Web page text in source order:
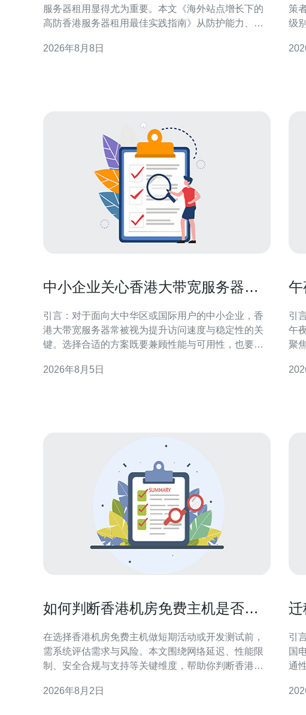
服务器租用显得尤为重要。本文《海外站点增长下的
高防香港服务器租用最佳实践指南》从防护能力、网
助企业在海外布局时兼顾可用性、安全性与成本效
2026年8月8日
策
级
全与
中小企业关心香港大带宽服务器有
引言：对于面向大中华区或国际用户的中小企业，香
港大带宽服务器常被视为提升访问速度与稳定性的关
键。选择合适的方案既要兼顾性能与可用性，也要控
器有哪些省钱又实用的方案”展开，提供可落地的技术
2026年8月5日
午
引
午
聚
求
如何判断香港机房免费主机是否适
在选择香港机房免费主机做短期活动或开发测试前，
需系统评估需求与风险。本文围绕网络延迟、性能限
制、安全合规与支持等关键维度，帮助你判断香港机
决策和风险控制。 评估需求与使用场景 明确使用场景
2026年8月2日
迁
引
国
通
顾可控